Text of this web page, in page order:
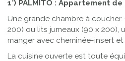
1°) PALMITO : Appartement de
Une grande chambre à coucher
200) ou lits jumeaux (90 x 200),
manger avec cheminée-insert et
La cuisine ouverte est toute